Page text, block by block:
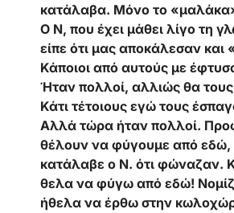
κατάλαβα. Μόνο το
Ο Ν, που έχει μάθει λίγο τη
είπε ότι μας αποκάλεσαν και
Κάποιοι από αυτούς με
Ήταν πολλοί, αλλιώς θα
Κάτι τέτοιους εγώ τους
Αλλά τώρα ήταν πολλοί.
θέλουν να φύγουμε από εδώ,
κατάλαβε ο Ν. ότι φώναζαν.
θελα να φύγω από εδώ!
ήθελα να έρθω στην